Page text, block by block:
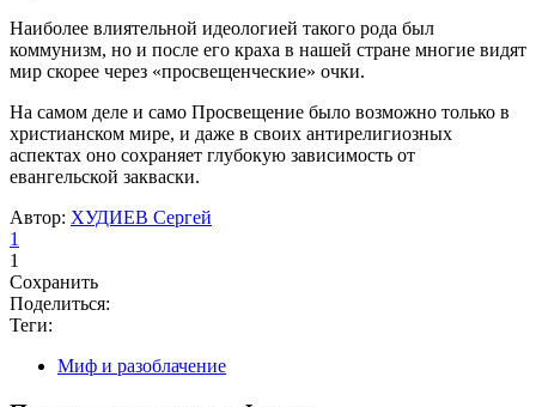
Наиболее влиятельной идеологией такого рода был
коммунизм, но и после его краха в нашей стране многие видят
мир скорее через «просвещенческие» очки.
На самом деле и само Просвещение было возможно только в
христианском мире, и даже в своих антирелигиозных
аспектах оно сохраняет глубокую зависимость от
евангельской закваски.
Автор: ХУДИЕВ Сергей
1
1
Сохранить
Поделиться:
Теги:
Миф и разоблачение